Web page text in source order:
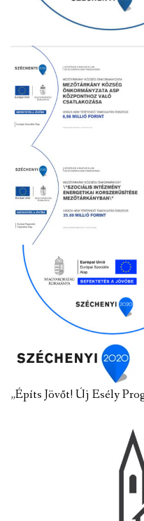
„Építs Jövőt! Új Esély